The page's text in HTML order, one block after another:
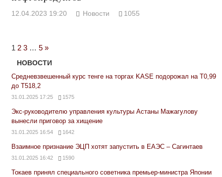
12.04.2023 19:20 Новости 1055
1 2 3 … 5 Next
Posts
»
НОВОСТИ
Средневзвешенный курс тенге на торгах KASE подорожал на Т0,99
до Т518,2
31.01.2025 17:25 1575
Экс-руководителю управления культуры Астаны Мажагулову
вынесли приговор за хищение
31.01.2025 16:54 1642
Взаимное признание ЭЦП хотят запустить в ЕАЭС – Сагинтаев
31.01.2025 16:42 1590
Токаев принял специального советника премьер-министра Японии